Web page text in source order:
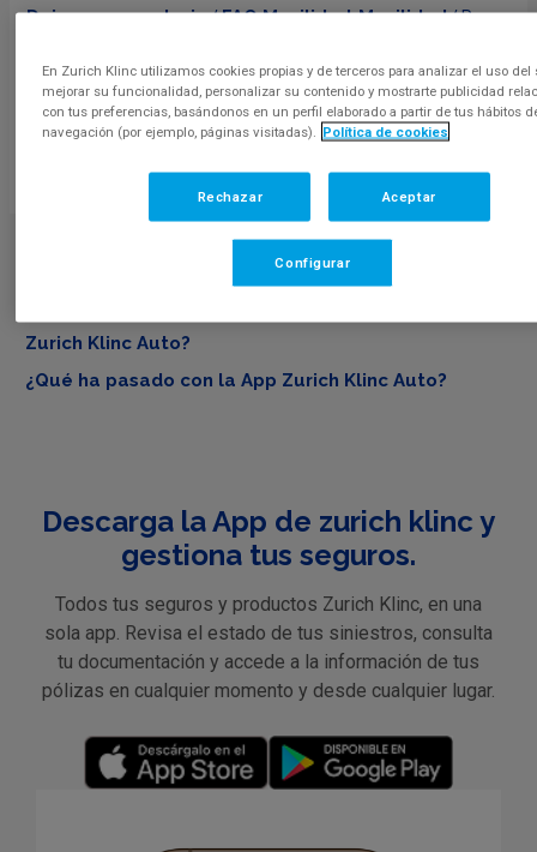
Deja un comentario/FAQ Movilidad,Movilidad/ Por
Puedes realizar el pago del seguro contarjeta de crédito o
débito
. Aceptamos Visa o MasterCard.
Zurich Klinc Auto?
¿Qué ha pasado con la App Zurich Klinc Auto?
Descarga la App de zurich klinc y
gestiona tus seguros.
Todos tus seguros y productos Zurich Klinc, en una
sola app. Revisa el estado de tus siniestros, consulta
tu documentación y accede a la información de tus
pólizas en cualquier momento y desde cualquier lugar.
En Zurich Klinc utilizamos cookies propias y de terceros para analizar el uso del
mejorar su funcionalidad, personalizar su contenido y mostrarte publicidad
con tus preferencias, basándonos en un perfil elaborado a partir de tus hábitos
navegación (por ejemplo, páginas visitadas). Política de cookies
Rechazar Aceptar
Configurar